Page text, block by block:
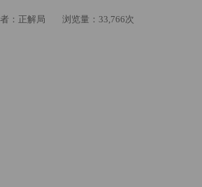
：正解局 浏览量：33,766次